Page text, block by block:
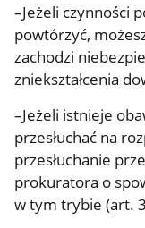
–Jeżeli czynności
powtórzyć,
zachodzi
zniekształcenia
–Jeżeli istnieje
przesłuchać na
przesłuchanie
prokuratora o
w tym trybie (art.